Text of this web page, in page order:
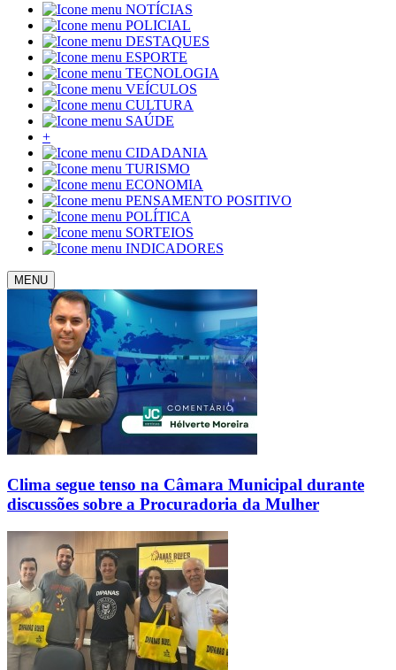
NOTÍCIAS
POLICIAL
DESTAQUES
ESPORTE
TECNOLOGIA
VEÍCULOS
CULTURA
SAÚDE
+
CIDADANIA
TURISMO
ECONOMIA
PENSAMENTO POSITIVO
POLÍTICA
SORTEIOS
INDICADORES
MENU
Clima segue tenso na Câmara Municipal durante
discussões sobre a Procuradoria da Mulher